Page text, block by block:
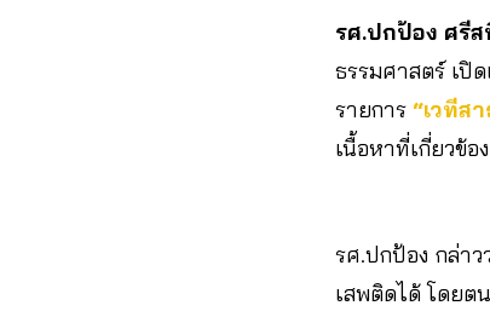
รศ.ปกป้อง ศรี
ธรรมศาสตร์ เปิ
รายการ “เวทีส
เนื้อหาที่เกี่ยวข้
รศ.ปกป้อง กล่าว
เสพติดได้ โดยต